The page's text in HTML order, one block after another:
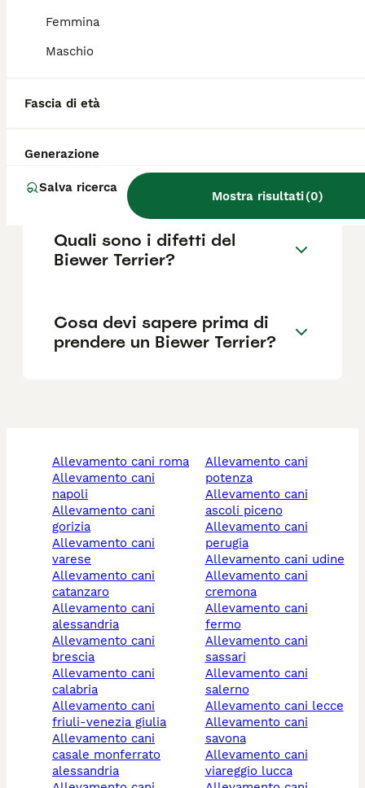
Femmina
Maschio
Fascia di età
Generazione
Salva ricerca
Mostra risultati(0)
dell'allevatore e la posizione.
Biewer Terrier?
Qual è il carattere del Biewer
Terrier?
Quali sono i difetti del
Biewer Terrier?
Cosa devi sapere prima di
prendere un Biewer Terrier?
allevamento cani roma
allevamento cani
napoli
allevamento cani
gorizia
allevamento cani
varese
allevamento cani
catanzaro
allevamento cani
alessandria
allevamento cani
brescia
allevamento cani
calabria
allevamento cani
friuli-venezia giulia
allevamento cani
casale monferrato
alessandria
allevamento cani
potenza
allevamento cani
ascoli piceno
allevamento cani
perugia
allevamento cani udine
allevamento cani
cremona
allevamento cani
fermo
allevamento cani
sassari
allevamento cani
salerno
allevamento cani lecce
allevamento cani
savona
allevamento cani
viareggio lucca